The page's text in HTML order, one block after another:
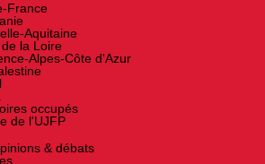
France
Aquitaine
de la Loire
Alpes-Côte d'Azur
occupés
de l'UJFP
& débats